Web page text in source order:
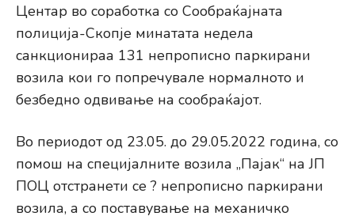
Центар во соработка со Сообраќајната
полиција-Скопје минатата недела
санкционираа 131 непрописно паркирани
возила кои го попречувале нормалното и
безбедно одвивање на сообраќајот.
Во периодот од 23.05. до 29.05.2022 година, со
помош на специјалните возила „Пајак“ на ЈП
ПОЦ отстранети се ? непрописно паркирани
возила, а со поставување на механичко